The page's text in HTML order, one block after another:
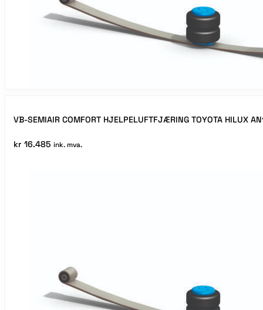
VB-SEMIAIR COMFORT HJELPELUFTFJÆRING TOYOTA HILUX
kr 16.485 ink. mva.